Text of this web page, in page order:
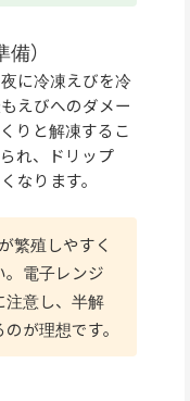
）
に冷凍えびを冷
えびへのダメー
りと解凍するこ
れ、ドリップ
なります。
繁殖しやすく
。電子レンジ
注意し、半解
が理想です。